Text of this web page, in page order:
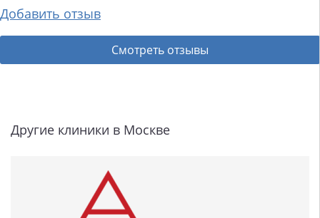
Добавить отзыв
Смотреть отзывы
Другие клиники в Москве